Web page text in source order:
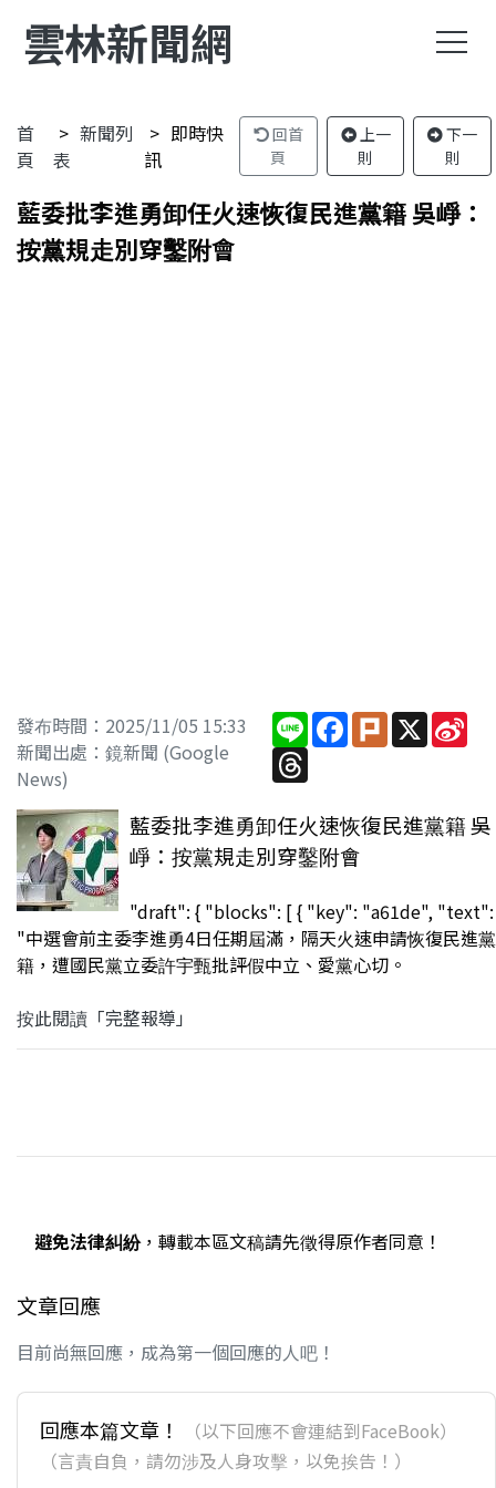
雲林新聞網
首
頁
新聞列
表
即時快
訊
回首
頁
上一
則
下一
則
藍委批李進勇卸任火速恢復民進黨籍 吳崢：
按黨規走別穿鑿附會
發布時間：2025/11/05 15:33
新聞出處：鏡新聞 (Google
News)
Line Facebook
PlurkX
Threads
藍委批李進勇卸任火速恢復民進黨籍 吳
崢：按黨規走別穿鑿附會
"draft": { "blocks": [ { "key": "a61de", "text":
"中選會前主委李進勇4日任期屆滿，隔天火速申請恢復民進黨
籍，遭國民黨立委許宇甄批評假中立、愛黨心切。
按此閱讀「完整報導」
避免法律糾紛，轉載本區文稿請先徵得原作者同意！
文章回應
目前尚無回應，成為第一個回應的人吧！
回應本篇文章！
（以下回應不會連結到FaceBook）
（言責自負，請勿涉及人身攻擊，以免挨告！）